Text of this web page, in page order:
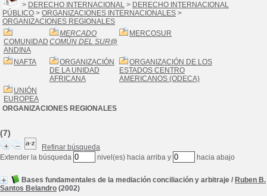
> DERECHO INTERNACIONAL > DERECHO INTERNACIONAL
PÚBLICO > ORGANIZACIONES INTERNACIONALES >
ORGANIZACIONES REGIONALES
COMUNIDAD
ANDINA
MERCADO
COMÚN DEL SUR@
MERCOSUR
NAFTA
ORGANIZACIÓN
DE LA UNIDAD
AFRICANA
ORGANIZACIÓN DE LOS
ESTADOS CENTRO
AMERICANOS (ODECA)
UNIÓN
EUROPEA
ORGANIZACIONES REGIONALES
(7)
Refinar búsqueda
Extender la búsqueda
nivel(es) hacia arriba y hacia abajo
Bases fundamentales de la mediación conciliación y arbitraje / Ruben B.
Santos Belandro (2002)